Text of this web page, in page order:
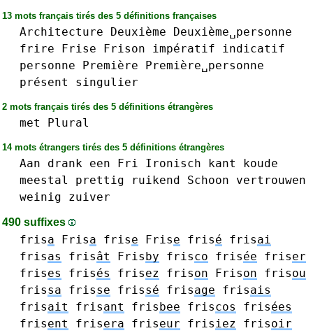
13 mots français tirés des 5 définitions françaises
Architecture Deuxième
Deuxième␣personne
frire
Frise Frison impératif
indicatif
personne
Première
Première␣personne
présent
singulier
2 mots français tirés des 5 définitions étrangères
met Plural
14 mots étrangers tirés des 5 définitions étrangères
Aan drank een Fri Ironisch kant
koude
meestal
prettig ruikend Schoon
vertrouwen
weinig
zuiver
490 suffixes
frisa Frisa frise Frise frisé frisai
frisas frisât Frisby frisco frisée friser
frises frisés frisez frison Frison frisou
frissa frisse frissé frisage frisais
frisait frisant frisbee friscos frisées
frisent frisera friseur frisiez frisoir